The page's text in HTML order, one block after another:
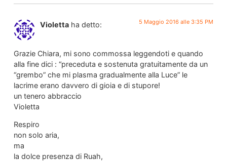
Violetta ha detto: 5 Maggio 2016 alle 3:35 PM
Grazie Chiara, mi sono commossa leggendoti e quando
alla fine dici : “preceduta e sostenuta gratuitamente da un
“grembo” che mi plasma gradualmente alla Luce” le
lacrime erano davvero di gioia e di stupore!
un tenero abbraccio
Violetta
Respiro
non solo aria,
ma
la dolce presenza di Ruah,